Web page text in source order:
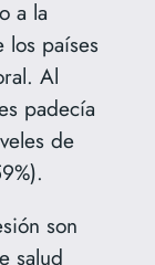
a la
los países
Al
padecía
de
son
salud